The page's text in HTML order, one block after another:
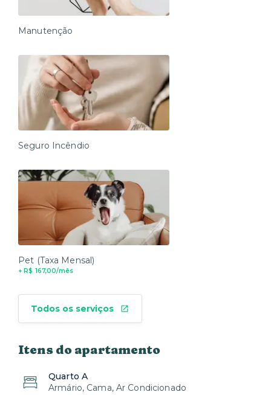
Manutenção
Seguro Incêndio
Pet (Taxa Mensal)
+ R$ 167,00/mês
Todos os serviços
Itens do apartamento
Quarto A
Armário, Cama, Ar Condicionado